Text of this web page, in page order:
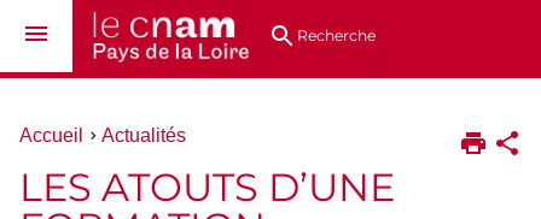
au
directsRecherche
Vous
Accueil Actualités
LES ATOUTS D’UNE